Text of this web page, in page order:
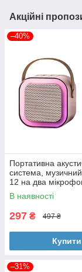
Акційні
–40%
Портативна
система,
12 на два
В наявності
297 ₴ 497 ₴
Купити
–31%